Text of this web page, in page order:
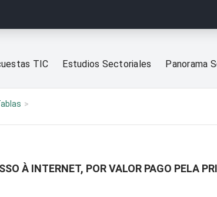
TIC Estudios Sectoriales Panorama
À INTERNET, POR VALOR PAGO PELA